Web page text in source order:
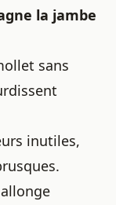
la jambe
sans
inutiles,